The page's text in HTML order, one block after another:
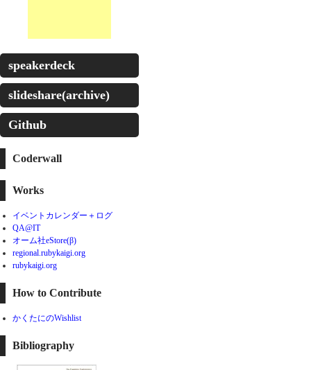
speakerdeck
slideshare(archive)
Github
Coderwall
Works
イベントカレンダー＋ログ
QA@IT
オーム社eStore(β)
regional.rubykaigi.org
rubykaigi.org
How to Contribute
かくたにのWishlist
Bibliography